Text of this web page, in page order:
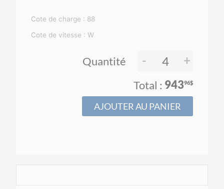
Cote de charge : 88
Cote de vitesse : W
Quantité - +
94396$
AJOUTER AU PANIER